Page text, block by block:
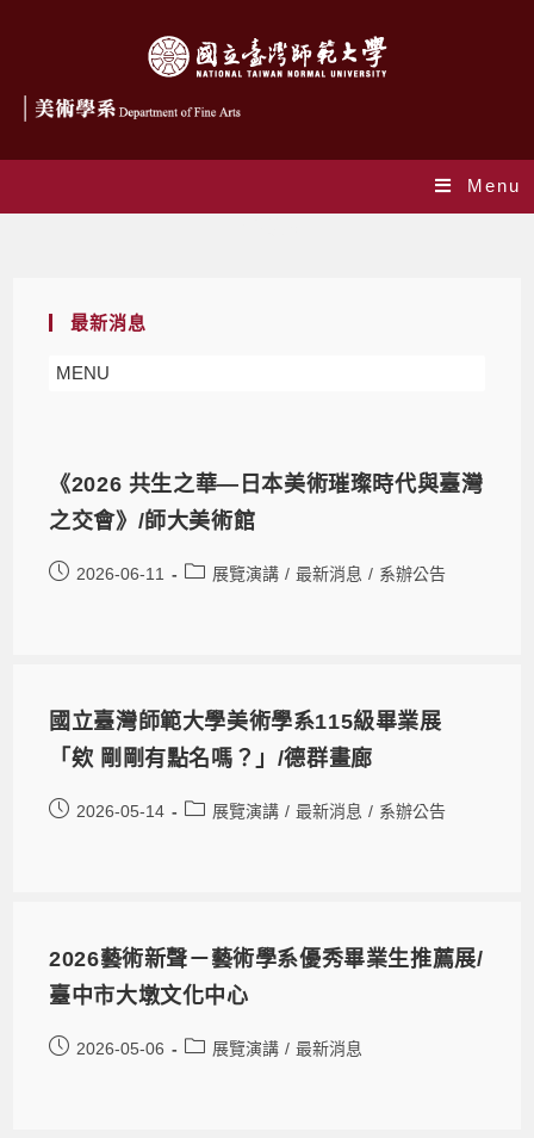
Menu
最新消息
MENU
《2026 共生之華—日本美術璀璨時代與臺灣
之交會》/師大美術館
2026-06-11 展覽演講 / 最新消息 / 系辦公告
國立臺灣師範大學美術學系115級畢業展
「欸 剛剛有點名嗎？」/德群畫廊
2026-05-14 展覽演講 / 最新消息 / 系辦公告
2026藝術新聲－藝術學系優秀畢業生推薦展/
臺中市大墩文化中心
2026-05-06 展覽演講 / 最新消息